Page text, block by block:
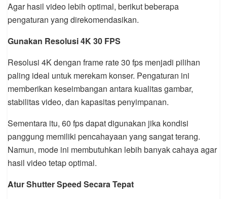
Agar hasil video lebih optimal, berikut beberapa
pengaturan yang direkomendasikan.
Gunakan Resolusi 4K 30 FPS
Resolusi 4K dengan frame rate 30 fps menjadi pilihan
paling ideal untuk merekam konser. Pengaturan ini
memberikan keseimbangan antara kualitas gambar,
stabilitas video, dan kapasitas penyimpanan.
Sementara itu, 60 fps dapat digunakan jika kondisi
panggung memiliki pencahayaan yang sangat terang.
Namun, mode ini membutuhkan lebih banyak cahaya agar
hasil video tetap optimal.
Atur Shutter Speed Secara Tepat